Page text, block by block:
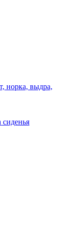
норка, выдра,
сиденья